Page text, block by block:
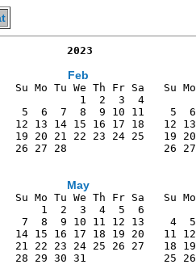
2023
Feb
Su Mo Tu We Th Fr Sa   Su
1  2  3  4
5  6  7  8  9 10 11    5
12 13 14 15 16 17 18   12
19 20 21 22 23 24 25   19
26 27 28               26
May
Su Mo Tu We Th Fr Sa   Su
1  2  3  4  5  6
7  8  9 10 11 12 13    4
14 15 16 17 18 19 20   11
21 22 23 24 25 26 27   18
28 29 30 31            25